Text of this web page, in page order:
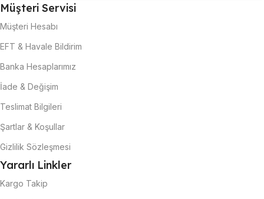
Müşteri Servisi
Müşteri Hesabı
EFT & Havale Bildirim
Banka Hesaplarımız
İade & Değişim
Teslimat Bilgileri
Şartlar & Koşullar
Gizlilik Sözleşmesi
Yararlı Linkler
Kargo Takip